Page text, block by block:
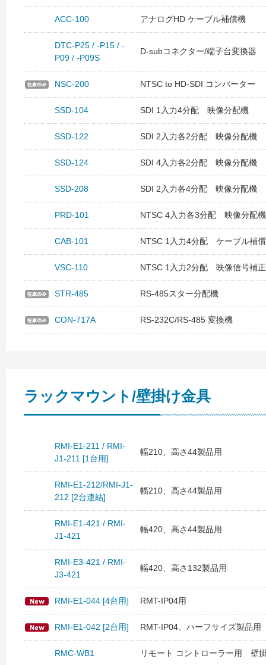
ACC-100 アナログHD ケーブル補償機
DTC-P25 / -P15 / -
P09 / -P09S
D-subコネクター/端子台変換器
NSC-200 NTSC to HD-SDI コンバーター
SSD-104 SDI 1入力4分配 映像分配機
SSD-122 SDI 2入力各2分配 映像分配機
SSD-124 SDI 4入力各2分配 映像分配機
SSD-208 SDI 2入力各4分配 映像分配機
PRD-101 NTSC 4入力各3分配 映像分配機
CAB-101 NTSC 1入力4分配 ケーブル補
VSC-110 NTSC 1入力2分配 映像信号補
STR-485 RS-485スター分配機
CON-717A RS-232C/RS-485 変換機
ラックマウント/壁掛け金具
RMI-E1-211 / RMI-
J1-211 [1台用]
幅210、高さ44製品用
RMI-E1-212/RMI-J1-
212 [2台連結]
幅210、高さ44製品用
RMI-E1-421 / RMI-
J1-421
幅420、高さ44製品用
RMI-E3-421 / RMI-
J3-421
幅420、高さ132製品用
RMI-E1-044 [4台用] RMT-IP04用
RMI-E1-042 [2台用] RMT-IP04、ハーフサイズ製品用
RMC-WB1 リモート コントローラー用 壁